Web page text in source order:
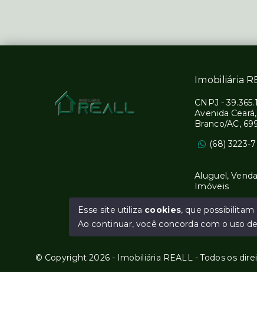
Imobiliária
CNPJ -
Avenida
Branco/AC,
(68) 3223-
Aluguel,
Imóveis
© Copyright 2026 - Imobiliária REALL - Todos os
Esse site utiliza cookies, que
Ao continuar, você concorda com o uso de